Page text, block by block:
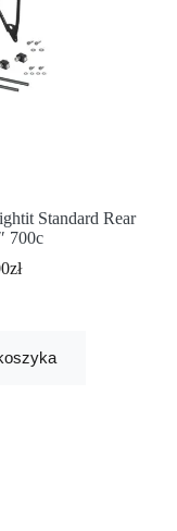
Standard Rear
700c
zł